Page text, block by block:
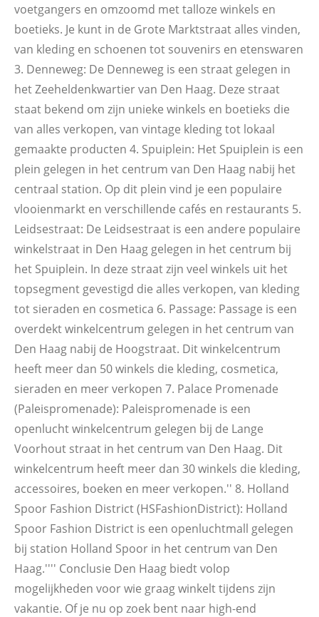
voetgangers en omzoomd met talloze winkels en
boetieks. Je kunt in de Grote Marktstraat alles vinden,
van kleding en schoenen tot souvenirs en etenswaren
3. Denneweg: De Denneweg is een straat gelegen in
het Zeeheldenkwartier van Den Haag. Deze straat
staat bekend om zijn unieke winkels en boetieks die
van alles verkopen, van vintage kleding tot lokaal
gemaakte producten 4. Spuiplein: Het Spuiplein is een
plein gelegen in het centrum van Den Haag nabij het
centraal station. Op dit plein vind je een populaire
vlooienmarkt en verschillende cafés en restaurants 5.
Leidsestraat: De Leidsestraat is een andere populaire
winkelstraat in Den Haag gelegen in het centrum bij
het Spuiplein. In deze straat zijn veel winkels uit het
topsegment gevestigd die alles verkopen, van kleding
tot sieraden en cosmetica 6. Passage: Passage is een
overdekt winkelcentrum gelegen in het centrum van
Den Haag nabij de Hoogstraat. Dit winkelcentrum
heeft meer dan 50 winkels die kleding, cosmetica,
sieraden en meer verkopen 7. Palace Promenade
(Paleispromenade): Paleispromenade is een
openlucht winkelcentrum gelegen bij de Lange
Voorhout straat in het centrum van Den Haag. Dit
winkelcentrum heeft meer dan 30 winkels die kleding,
accessoires, boeken en meer verkopen.'' 8. Holland
Spoor Fashion District (HSFashionDistrict): Holland
Spoor Fashion District is een openluchtmall gelegen
bij station Holland Spoor in het centrum van Den
Haag.'''' Conclusie Den Haag biedt volop
mogelijkheden voor wie graag winkelt tijdens zijn
vakantie. Of je nu op zoek bent naar high-end